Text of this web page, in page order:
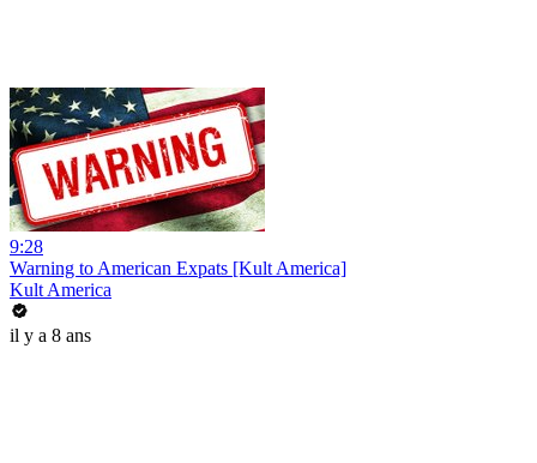
9:28
Warning to American Expats [Kult America]
Kult America
il y a 8 ans